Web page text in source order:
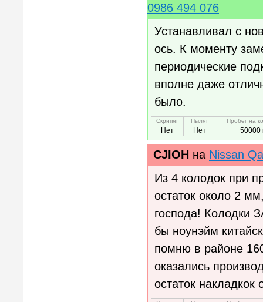
0986 494 076
Устанавливал с
ось. К моменту
периодические
вполне даже
было.
Скрипят
Нет
Пылят
Нет
Пробег на
50000
CJIOH на Nissan
Из 4 колодок при
остаток около 2
господа! Колодки
бы ноунэйм
помню в районе
оказались
остаток